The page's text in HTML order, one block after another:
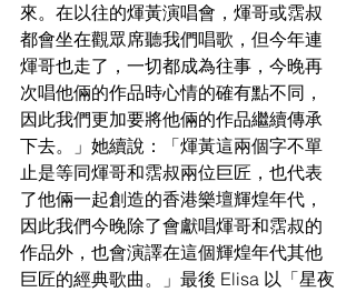
來。在以往的煇黃演唱會，煇哥或霑叔
都會坐在觀眾席聽我們唱歌，但今年連
煇哥也走了，一切都成為往事，今晚再
次唱他倆的作品時心情的確有點不同，
因此我們更加要將他倆的作品繼續傳承
下去。」她續說：「煇黃這兩個字不單
止是等同煇哥和霑叔兩位巨匠，也代表
了他倆一起創造的香港樂壇輝煌年代，
因此我們今晚除了會獻唱煇哥和霑叔的
作品外，也會演譯在這個輝煌年代其他
巨匠的經典歌曲。」最後 Elisa 以「星夜